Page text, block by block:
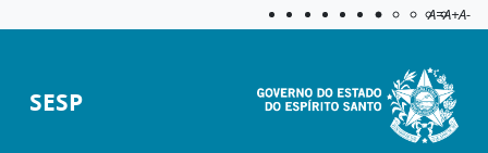
Aplicar
A=A+A-
SESP